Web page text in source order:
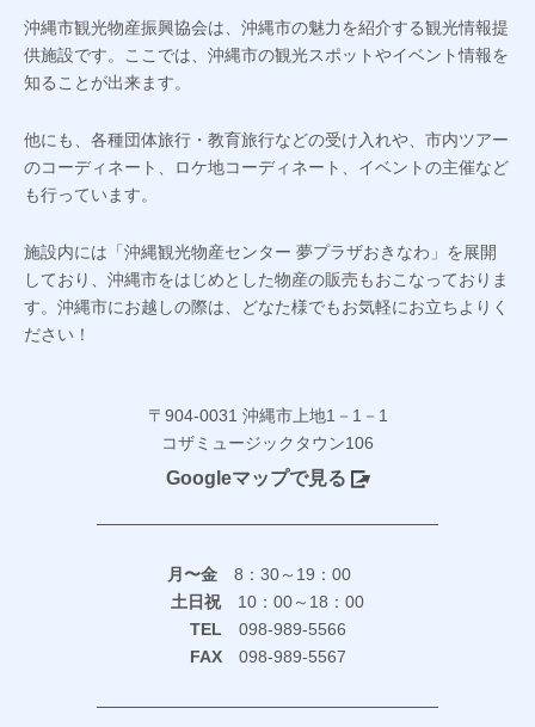
沖縄市観光物産振興協会は、沖縄市の魅力を紹介する観光情報提
供施設です。ここでは、沖縄市の観光スポットやイベント情報を
知ることが出来ます。
他にも、各種団体旅行・教育旅行などの受け入れや、市内ツアー
のコーディネート、ロケ地コーディネート、イベントの主催など
も行っています。
施設内には「沖縄観光物産センター 夢プラザおきなわ」を展開
しており、沖縄市をはじめとした物産の販売もおこなっておりま
す。沖縄市にお越しの際は、どなた様でもお気軽にお立ちよりく
ださい！
〒904-0031 沖縄市上地1－1－1
コザミュージックタウン106
Googleマップで見る
月〜金 8：30～19：00
土日祝10：00～18：00
TEL 098-989-5566
FAX098-989-5567